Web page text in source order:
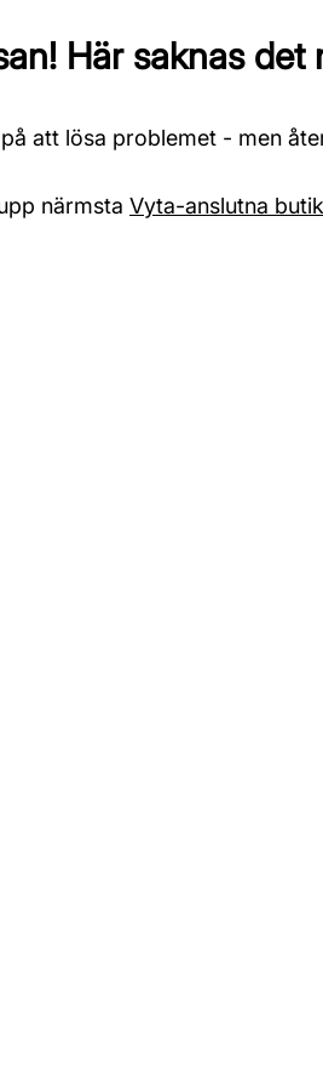
Här saknas det
att lösa problemet - men
närmsta Vyta-anslutna butik